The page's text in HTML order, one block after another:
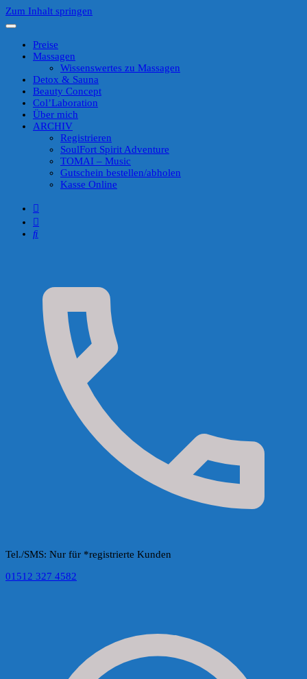
Zum Inhalt springen
Preise
Massagen
Wissenswertes zu Massagen
Detox & Sauna
Beauty Concept
Col’Laboration
Über mich
ARCHIV
Registrieren
SoulFort Spirit Adventure
TOMAI – Music
Gutschein bestellen/abholen
Kasse Online
Tel./SMS: Nur für *registrierte Kunden
01512 327 4582